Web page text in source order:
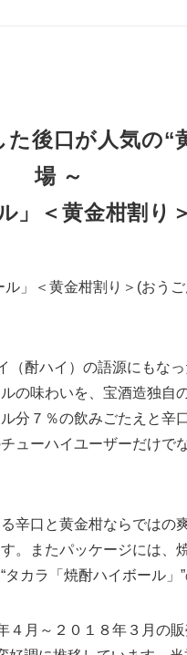
後口が人気の“
場 ～
」＜黄金柑割
」＜黄金柑割り＞(おうご
（酎ハイ）の語源にもな
の味わいを、宝酒造独自
分７％の飲みごたえと
ューハイユーザーだけで
辛口と黄金柑ならではの
。またパッケージには、
カラ「焼酎ハイボール」
月～２０１８年３月の